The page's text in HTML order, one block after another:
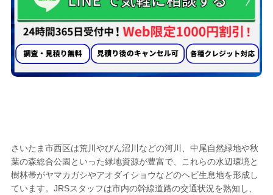
さいたま市西区は荒川やびん沼川などの河川、中尾自然緑地や秋
葉の森総合公園といった緑地資源が豊富で、これらの水辺環境と
樹林帯がヤマカガシやアオダイショウなどのヘビ生息地を形成し
ています。JRSスタッフは市内の幹線道路の交通状況を熟知し、